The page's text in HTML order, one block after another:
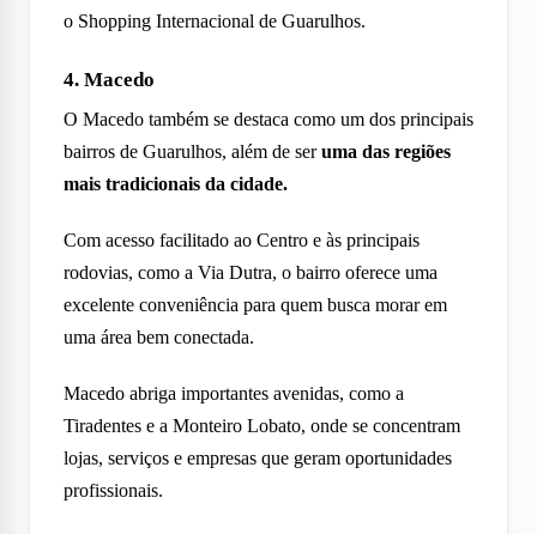
o Shopping Internacional de Guarulhos.
4. Macedo
O Macedo também se destaca como um dos principais
bairros de Guarulhos, além de seruma das regiões
mais tradicionais da cidade.
Com acesso facilitado ao Centro e às principais
rodovias, como a Via Dutra, o bairro oferece uma
excelente conveniência para quem busca morar em
uma área bem conectada.
Macedo abriga importantes avenidas, como a
Tiradentes e a Monteiro Lobato, onde se concentram
lojas, serviços e empresas que geram oportunidades
profissionais.